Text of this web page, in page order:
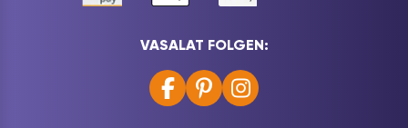
VASALAT FOLGEN: